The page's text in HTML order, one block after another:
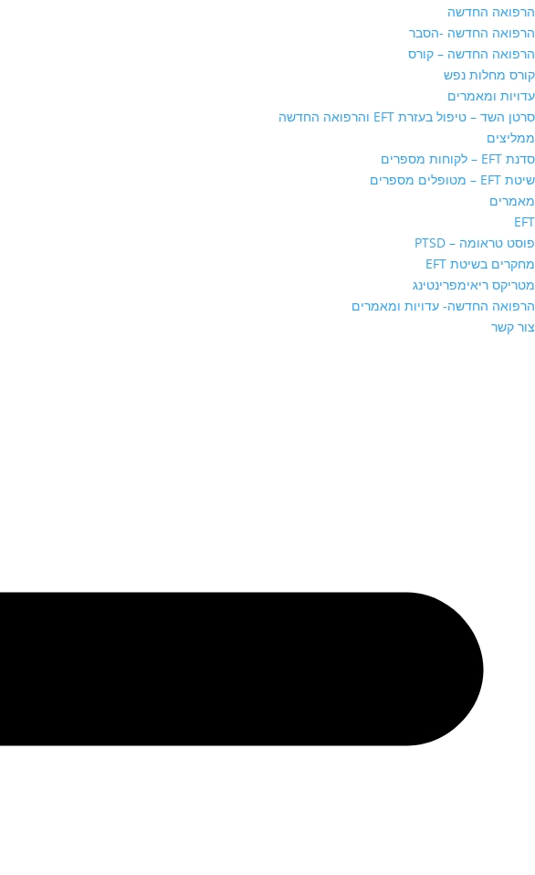
הרפואה החדשה
הרפואה החדשה -הסבר
הרפואה החדשה – קורס
קורס מחלות נפש
עדויות ומאמרים
סרטן השד – טיפול בעזרת EFT והרפואה החדשה
ממליצים
סדנת EFT – לקוחות מספרים
שיטת EFT – מטופלים מספרים
מאמרים
EFT
פוסט טראומה – PTSD
מחקרים בשיטת EFT
מטריקס ריאימפרינטינג
הרפואה החדשה- עדויות ומאמרים
צור קשר